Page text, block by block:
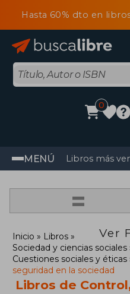
Hasta 60% dto en
0
MENÚ Libros más
=
Ver
Inicio
Libros
Sociedad y ciencias sociales
Cuestiones sociales y éticas
seguridad en la sociedad
Libros de